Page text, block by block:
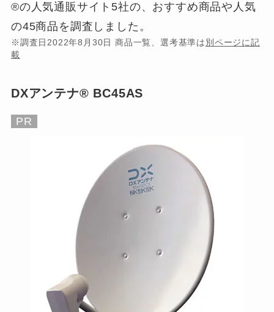
®の人気通販サイト5社の、おすすめ商品や人気
の45商品を調査しました。
※調査日2022年8月30日 商品一覧、選考基準は別ページに記
載
DXアンテナ® BC45AS
PR